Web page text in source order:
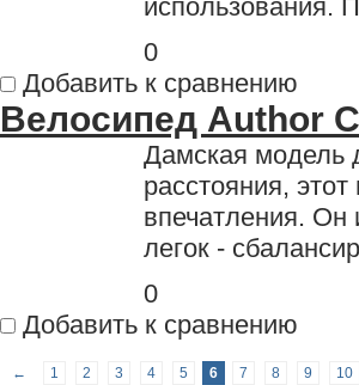
использования.
0
Добавить к сравнению
Велосипед Author
Дамская модель
расстояния,
впечатления.
легок -
0
Добавить к сравнению
← 1 2 3 4 5 6 7 8 9 10